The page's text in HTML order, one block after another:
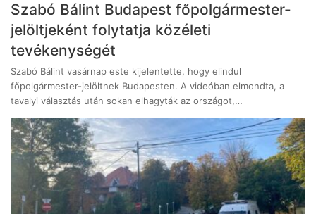
Szabó Bálint Budapest főpolgármester-
jelöltjeként folytatja közéleti
tevékenységét
Szabó Bálint vasárnap este kijelentette, hogy elindul
főpolgármester-jelöltnek Budapesten. A videóban elmondta, a
tavalyi választás után sokan elhagyták az országot,…